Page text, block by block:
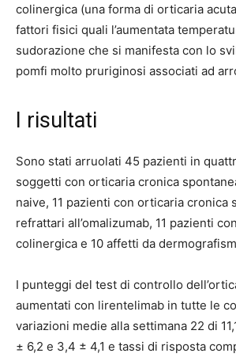
colinergica (una forma di orticaria
fattori fisici quali l’aumentata
sudorazione che si manifesta con lo
pomfi molto pruriginosi associati ad
I risultati
Sono stati arruolati 45 pazienti in
soggetti con orticaria cronica
naive, 11 pazienti con orticaria cronica
refrattari all’omalizumab, 11 pazienti
colinergica e 10 affetti da
I punteggi del test di controllo
aumentati con lirentelimab in tutte le
variazioni medie alla settimana 22 di
± 6,2 e 3,4 ± 4,1 e tassi di risposta